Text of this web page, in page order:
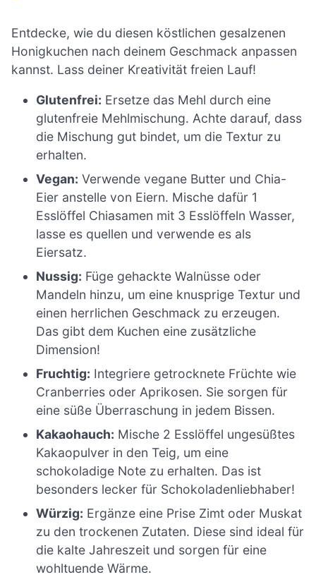
Entdecke, wie du diesen köstlichen gesalzenen
Honigkuchen nach deinem Geschmack anpassen
kannst. Lass deiner Kreativität freien Lauf!
Glutenfrei: Ersetze das Mehl durch eine
glutenfreie Mehlmischung. Achte darauf, dass
die Mischung gut bindet, um die Textur zu
erhalten.
Vegan: Verwende vegane Butter und Chia-
Eier anstelle von Eiern. Mische dafür 1
Esslöffel Chiasamen mit 3 Esslöffeln Wasser,
lasse es quellen und verwende es als
Eiersatz.
Nussig: Füge gehackte Walnüsse oder
Mandeln hinzu, um eine knusprige Textur und
einen herrlichen Geschmack zu erzeugen.
Das gibt dem Kuchen eine zusätzliche
Dimension!
Fruchtig: Integriere getrocknete Früchte wie
Cranberries oder Aprikosen. Sie sorgen für
eine süße Überraschung in jedem Bissen.
Kakaohauch: Mische 2 Esslöffel ungesüßtes
Kakaopulver in den Teig, um eine
schokoladige Note zu erhalten. Das ist
besonders lecker für Schokoladenliebhaber!
Würzig: Ergänze eine Prise Zimt oder Muskat
zu den trockenen Zutaten. Diese sind ideal für
die kalte Jahreszeit und sorgen für eine
wohltuende Wärme.